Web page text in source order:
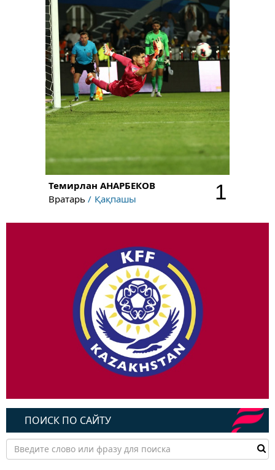
Темирлан АНАРБЕКОВ
Вратарь
Қақпашы 1
ПОИСК ПО САЙТУ